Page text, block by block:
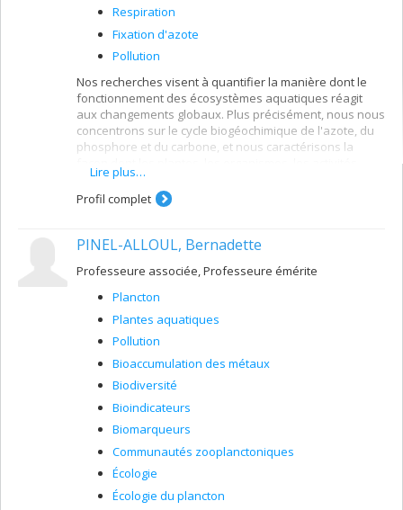
Respiration
Fixation d'azote
Pollution
Nos recherches visent à quantifier la manière dont le
fonctionnement des écosystèmes aquatiques réagit
aux changements globaux. Plus précisément, nous nous
concentrons sur le cycle biogéochimique de l'azote, du
phosphore et du carbone, et nous caractérisons la
humaines et le climat dans différents paysages
modifient les stocks et les flux de ces éléments et
influencent la qualité globale de l'eau. Notre travail vise
points de contrôle biogéochimique pour la protection à
services écosystémiques qu'ils fournissent.
Lire plus…
Profil complet
PINEL-ALLOUL, Bernadette
Professeure associée, Professeure émérite
Plancton
Plantes aquatiques
Pollution
Bioaccumulation des métaux
Biodiversité
Bioindicateurs
Biomarqueurs
Communautés zooplanctoniques
Écologie
Écologie du plancton